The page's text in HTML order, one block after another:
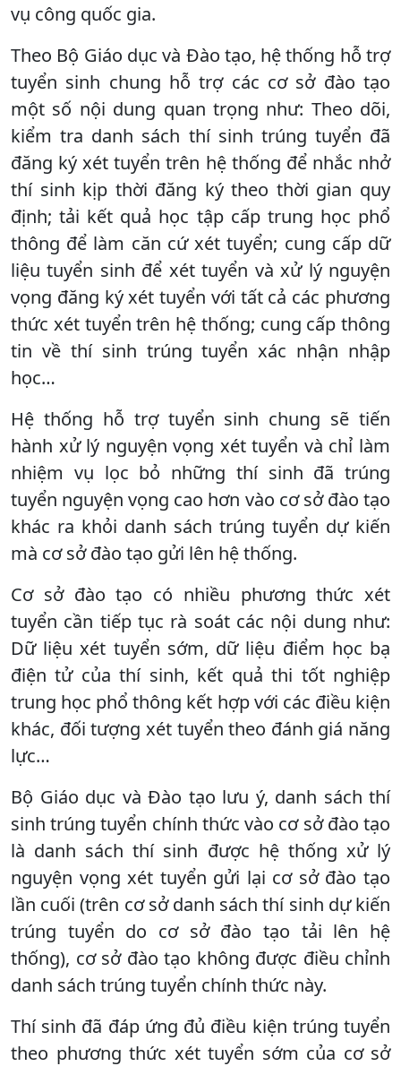
vụ công quốc gia.
Theo Bộ Giáo dục và Đào tạo, hệ thống hỗ trợ
tuyển sinh chung hỗ trợ các cơ sở đào tạo
một số nội dung quan trọng như: Theo dõi,
kiểm tra danh sách thí sinh trúng tuyển đã
đăng ký xét tuyển trên hệ thống để nhắc nhở
thí sinh kịp thời đăng ký theo thời gian quy
định; tải kết quả học tập cấp trung học phổ
thông để làm căn cứ xét tuyển; cung cấp dữ
liệu tuyển sinh để xét tuyển và xử lý nguyện
vọng đăng ký xét tuyển với tất cả các phương
thức xét tuyển trên hệ thống; cung cấp thông
tin về thí sinh trúng tuyển xác nhận nhập
học…
Hệ thống hỗ trợ tuyển sinh chung sẽ tiến
hành xử lý nguyện vọng xét tuyển và chỉ làm
nhiệm vụ lọc bỏ những thí sinh đã trúng
tuyển nguyện vọng cao hơn vào cơ sở đào tạo
khác ra khỏi danh sách trúng tuyển dự kiến
mà cơ sở đào tạo gửi lên hệ thống.
Cơ sở đào tạo có nhiều phương thức xét
tuyển cần tiếp tục rà soát các nội dung như:
Dữ liệu xét tuyển sớm, dữ liệu điểm học bạ
điện tử của thí sinh, kết quả thi tốt nghiệp
trung học phổ thông kết hợp với các điều kiện
khác, đối tượng xét tuyển theo đánh giá năng
lực…
Bộ Giáo dục và Đào tạo lưu ý, danh sách thí
sinh trúng tuyển chính thức vào cơ sở đào tạo
là danh sách thí sinh được hệ thống xử lý
nguyện vọng xét tuyển gửi lại cơ sở đào tạo
lần cuối (trên cơ sở danh sách thí sinh dự kiến
trúng tuyển do cơ sở đào tạo tải lên hệ
thống), cơ sở đào tạo không được điều chỉnh
danh sách trúng tuyển chính thức này.
Thí sinh đã đáp ứng đủ điều kiện trúng tuyển
theo phương thức xét tuyển sớm của cơ sở